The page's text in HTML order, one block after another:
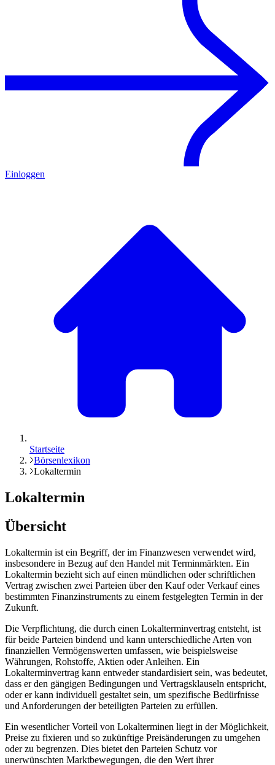
Einloggen
Startseite
Börsenlexikon
Lokaltermin
Lokaltermin
Übersicht
Lokaltermin ist ein Begriff, der im Finanzwesen verwendet wird,
insbesondere in Bezug auf den Handel mit Terminmärkten. Ein
Lokaltermin bezieht sich auf einen mündlichen oder schriftlichen
Vertrag zwischen zwei Parteien über den Kauf oder Verkauf eines
bestimmten Finanzinstruments zu einem festgelegten Termin in der
Zukunft.
Die Verpflichtung, die durch einen Lokalterminvertrag entsteht, ist
für beide Parteien bindend und kann unterschiedliche Arten von
finanziellen Vermögenswerten umfassen, wie beispielsweise
Währungen, Rohstoffe, Aktien oder Anleihen. Ein
Lokalterminvertrag kann entweder standardisiert sein, was bedeutet,
dass er den gängigen Bedingungen und Vertragsklauseln entspricht,
oder er kann individuell gestaltet sein, um spezifische Bedürfnisse
und Anforderungen der beteiligten Parteien zu erfüllen.
Ein wesentlicher Vorteil von Lokalterminen liegt in der Möglichkeit,
Preise zu fixieren und so zukünftige Preisänderungen zu umgehen
oder zu begrenzen. Dies bietet den Parteien Schutz vor
unerwünschten Marktbewegungen, die den Wert ihrer